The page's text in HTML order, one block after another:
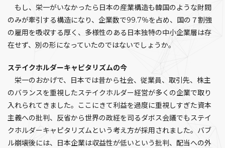
もし、栄一がいなかったら日本の産業構造も韓国のような財閥
のみが牽引する構造になり、企業数で99.7％を占め、国の７割強
の雇用を吸収する厚く、多様性のある日本独特の中小企業層は存
在せず、別の形になっていたのではないでしょうか。
ステイクホルダーキャピタリズムの今
栄一のおかげで、日本では昔から社会、従業員、取引先、株主
のバランスを重視したステイクホルダー経営が多くの企業で取り
入れられてきました。ここにきて利益を過度に重視しすぎた資本
主義への批判、反省から世界の政経を司るダボス会議でもステイ
クホルダーキャピタリズムという考え方が採用されました。バブ
ル崩壊後には、日本企業は収益性が低いという批判、配当への外